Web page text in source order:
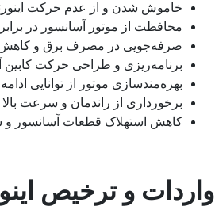
خاموش شدن و از عدم حرکت
محافظت از موتور آسانسور در
صرفه‌جویی در مصرف برق و
برنامه‌ریزی و طراحی حرکت کابین
بهره‌مندسازی موتور از توانایی
برخورداری از راندمان و سرعت بالا
کاهش استهلاک قطعات آسانسور و
واردات و ترخیص